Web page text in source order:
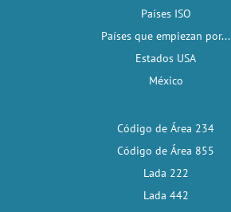
Países ISO
Países que empiezan por...
Estados USA
México
Código de Área 234
Código de Área 855
Lada 222
Lada 442